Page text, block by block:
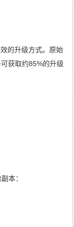
的升级方式。原始
获取约85%的升级
本：